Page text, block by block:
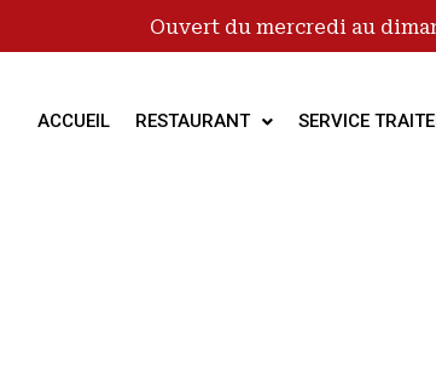
Ouvert du mercredi au
ACCUEIL RESTAURANT SERVICE